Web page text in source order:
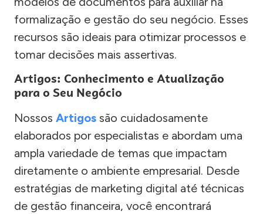
formalização e gestão do seu negócio. Esses
recursos são ideais para otimizar processos e
tomar decisões mais assertivas.
Artigos: Conhecimento e Atualização
para o Seu Negócio
Nossos Artigos são cuidadosamente
elaborados por especialistas e abordam uma
ampla variedade de temas que impactam
diretamente o ambiente empresarial. Desde
estratégias de marketing digital até técnicas
de gestão financeira, você encontrará